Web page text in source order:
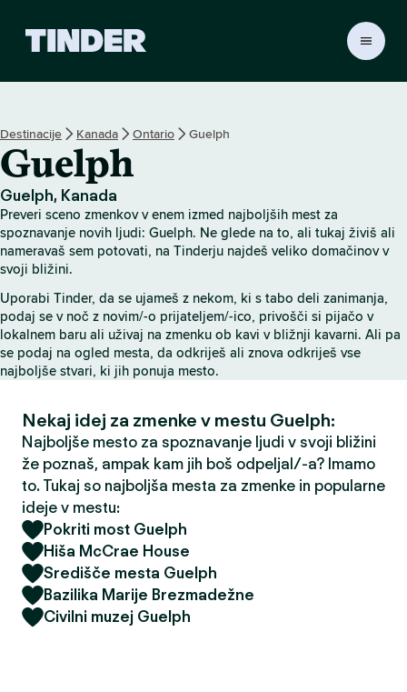
r
m
o
v
Destinacije Kanada Ontario Guelph
Guelph
Guelph, Kanada
Preveri sceno zmenkov v enem izmed najboljših mest za
spoznavanje novih ljudi: Guelph. Ne glede na to, ali tukaj živiš ali
nameravaš sem potovati, na Tinderju najdeš veliko domačinov v
svoji bližini.
Uporabi Tinder, da se ujameš z nekom, ki s tabo deli zanimanja,
podaj se v noč z novim/-o prijateljem/-ico, privošči si pijačo v
lokalnem baru ali uživaj na zmenku ob kavi v bližnji kavarni. Ali pa
se podaj na ogled mesta, da odkriješ ali znova odkriješ vse
najboljše stvari, ki jih ponuja mesto.
Nekaj idej za zmenke v mestu Guelph:
Najboljše mesto za spoznavanje ljudi v svoji bližini
že poznaš, ampak kam jih boš odpeljal/-a? Imamo
to. Tukaj so najboljša mesta za zmenke in popularne
ideje v mestu:
Pokriti most Guelph
Hiša McCrae House
Središče mesta Guelph
Bazilika Marije Brezmadežne
Civilni muzej Guelph